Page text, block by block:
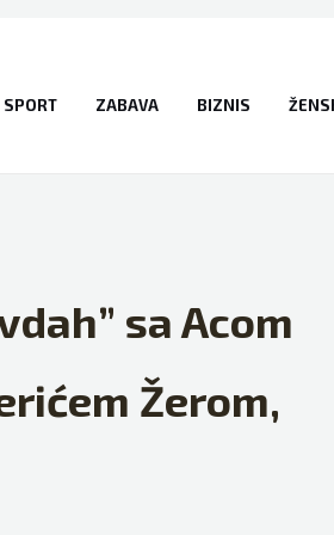
SPORT ZABAVA BIZNIS
sa Acom
Žerom,